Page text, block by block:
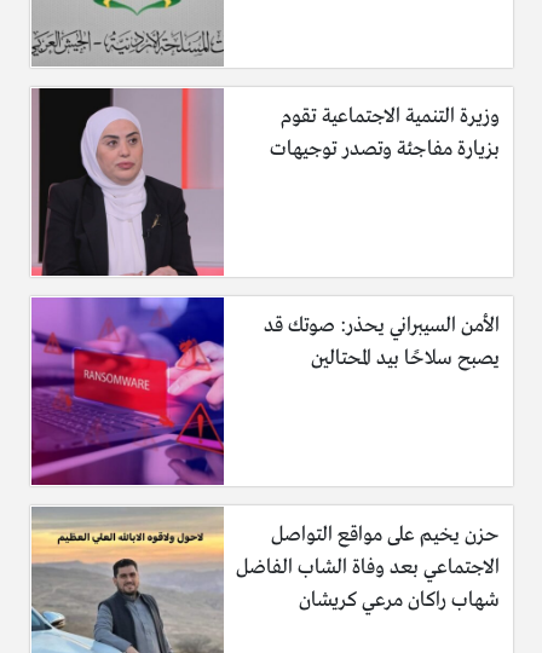
وزيرة التنمية الاجتماعية تقوم
بزيارة مفاجئة وتصدر توجيهات
الأمن السيبراني يحذر: صوتك قد
يصبح سلاحًا بيد المحتالين
حزن يخيم على مواقع التواصل
الاجتماعي بعد وفاة الشاب الفاضل
شهاب راكان مرعي كريشان